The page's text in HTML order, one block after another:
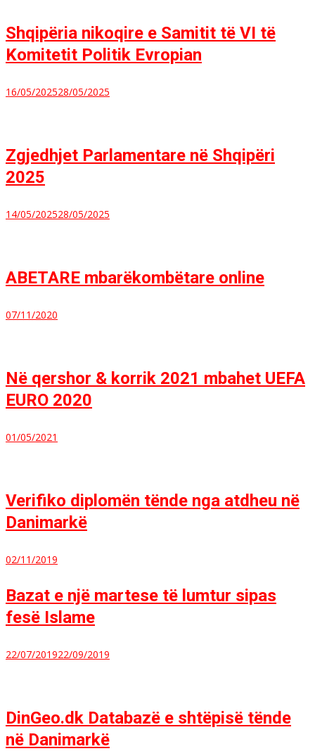
Shqipëria nikoqire e Samitit të VI të
Komitetit Politik Evropian
16/05/202528/05/2025
Zgjedhjet Parlamentare në Shqipëri
2025
14/05/202528/05/2025
ABETARE mbarëkombëtare online
07/11/2020
Në qershor & korrik 2021 mbahet UEFA
EURO 2020
01/05/2021
Verifiko diplomën tënde nga atdheu në
Danimarkë
02/11/2019
Bazat e një martese të lumtur sipas
fesë Islame
22/07/201922/09/2019
DinGeo.dk Databazë e shtëpisë tënde
në Danimarkë